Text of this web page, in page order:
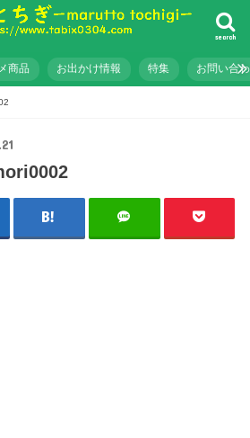
search
商品 お出かけ情報 特集 お問い合